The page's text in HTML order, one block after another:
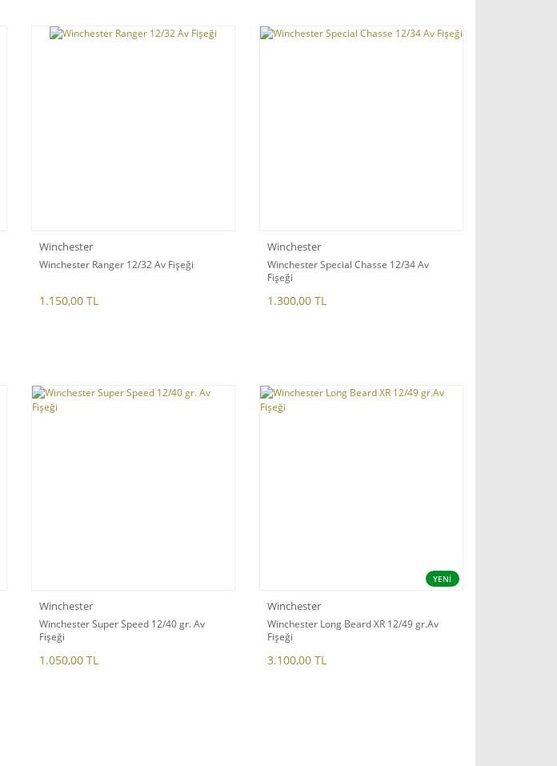
Winchester
Winchester Ranger 12/32 Av Fişeği
1.150,00 TL
Winchester
Winchester Special Chasse 12/34 Av
Fişeği
1.300,00 TL
Winchester
Winchester Super Speed 12/40 gr. Av
Fişeği
1.050,00 TL
YENİ
Winchester
Winchester Long Beard XR 12/49 gr.Av
Fişeği
3.100,00 TL